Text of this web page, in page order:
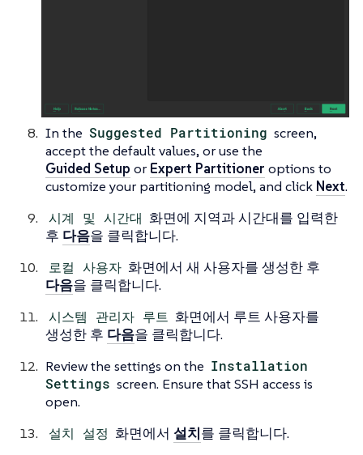
In the Suggested Partitioning screen,
accept the default values, or use the
Guided Setup or Expert Partitioner options to
customize your partitioning model, and click Next.
시계 및 시간대 화면에 지역과 시간대를 입력한
후 다음을 클릭합니다.
로컬 사용자 화면에서 새 사용자를 생성한 후
다음을 클릭합니다.
시스템 관리자 루트 화면에서 루트 사용자를
생성한 후 다음을 클릭합니다.
Review the settings on the Installation
Settings screen. Ensure that SSH access is
open.
설치 설정 화면에서설치를 클릭합니다.